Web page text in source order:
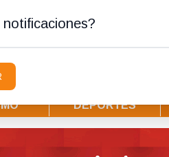
DEPORTES